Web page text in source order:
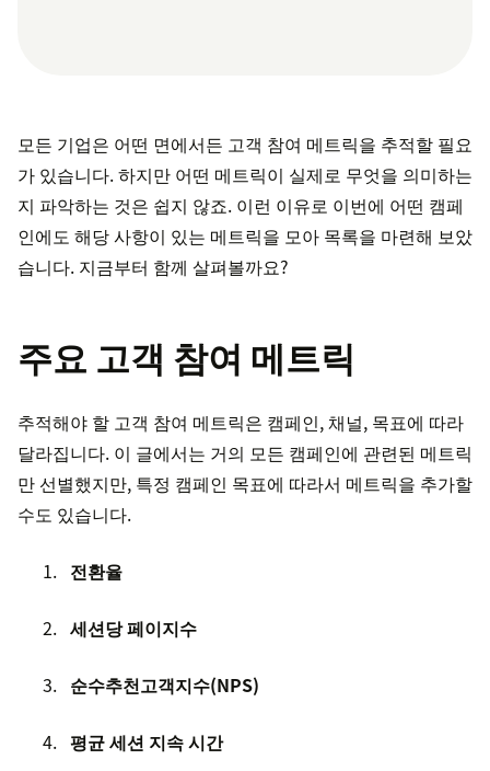
모든 기업은 어떤 면에서든 고객 참여 메트릭을 추적할 필요
가 있습니다. 하지만 어떤 메트릭이 실제로 무엇을 의미하는
지 파악하는 것은 쉽지 않죠. 이런 이유로 이번에 어떤 캠페
인에도 해당 사항이 있는 메트릭을 모아 목록을 마련해 보았
습니다. 지금부터 함께 살펴볼까요?
주요 고객 참여 메트릭
추적해야 할 고객 참여 메트릭은 캠페인, 채널, 목표에 따라
달라집니다. 이 글에서는 거의 모든 캠페인에 관련된 메트릭
만 선별했지만, 특정 캠페인 목표에 따라서 메트릭을 추가할
수도 있습니다.
전환율
세션당 페이지수
순수추천고객지수(NPS)
평균 세션 지속 시간